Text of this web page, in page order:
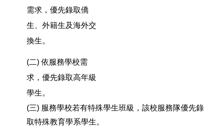
需求，優先錄取僑
生、外籍生及海外交
換生。
(二) 依服務學校需
求，優先錄取高年級
學生。
(三) 服務學校若有特殊學生班級，該校服務隊優先錄
取特殊教育學系學生。